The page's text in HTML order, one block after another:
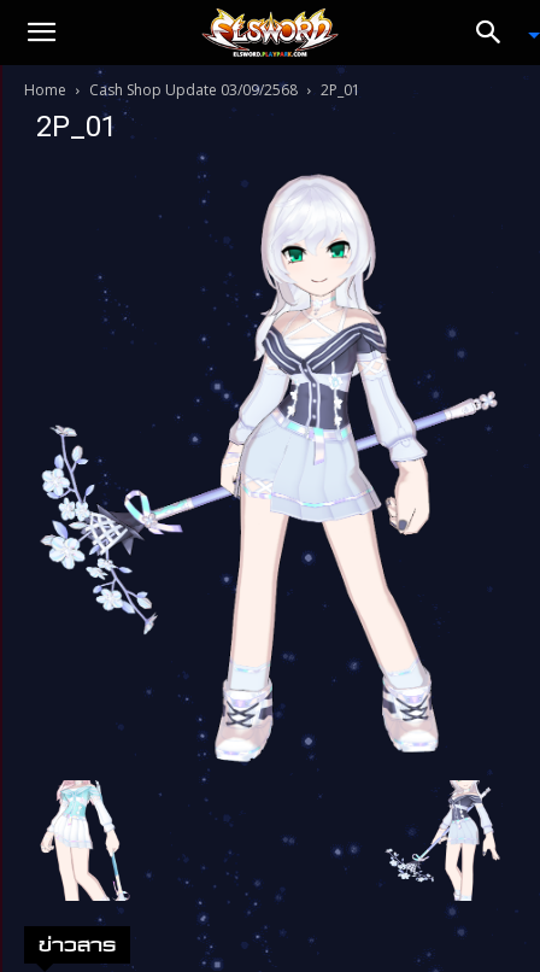
Home Cash Shop Update 03/09/2568 2P_01
2P_01
ข่าวสาร